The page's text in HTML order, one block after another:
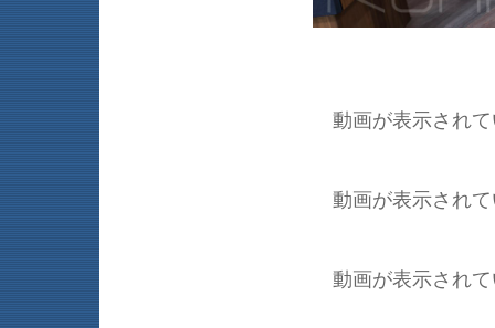
動画が表示され
動画が表示され
動画が表示され